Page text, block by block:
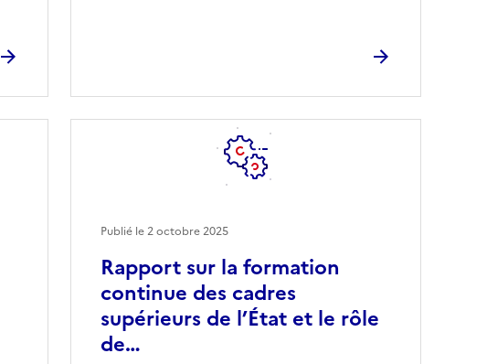
Rapport sur la formation
continue des cadres
supérieurs de l’État et le rôle
de…
Publié le2 octobre 2025